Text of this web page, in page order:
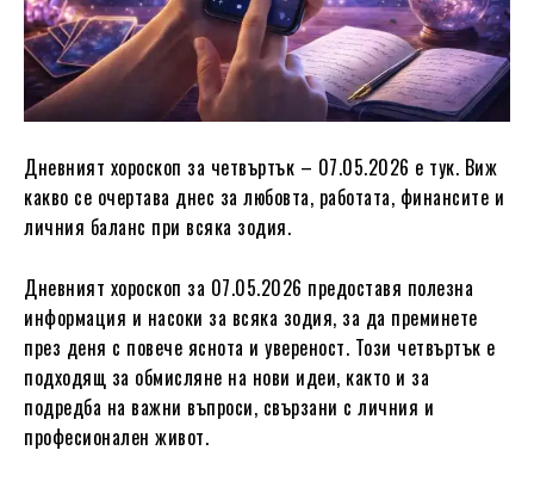
Дневният хороскоп за четвъртък – 07.05.2026 е тук. Виж
какво се очертава днес за любовта, работата, финансите и
личния баланс при всяка зодия.
Дневният хороскоп за 07.05.2026 предоставя полезна
информация и насоки за всяка зодия, за да преминете
през деня с повече яснота и увереност. Този четвъртък е
подходящ за обмисляне на нови идеи, както и за
подредба на важни въпроси, свързани с личния и
професионален живот.